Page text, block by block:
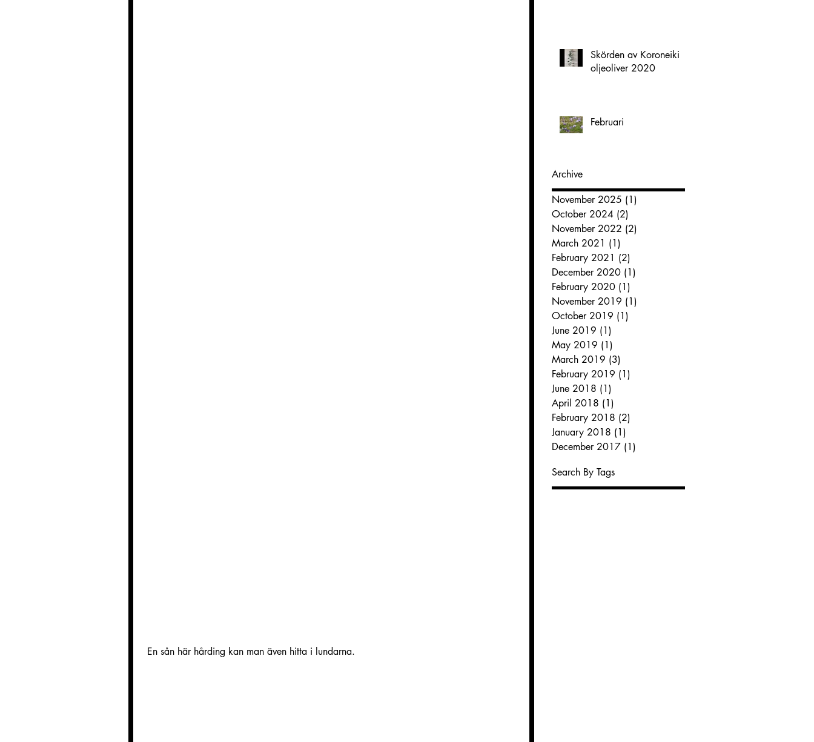
En sån här hårding kan man även hitta i lundarna.
Skörden av Koroneiki
oljeoliver 2020
Februari
Archive
November 2025 (1)
October 2024 (2)
November 2022 (2)
March 2021 (1)
February 2021 (2)
December 2020 (1)
February 2020 (1)
November 2019 (1)
October 2019 (1)
June 2019 (1)
May 2019 (1)
March 2019 (3)
February 2019 (1)
June 2018 (1)
April 2018 (1)
February 2018 (2)
January 2018 (1)
December 2017 (1)
Search By Tags